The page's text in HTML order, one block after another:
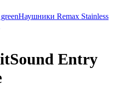
Наушники Remax Stainless
Entry